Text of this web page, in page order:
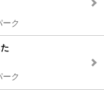
ク
ク